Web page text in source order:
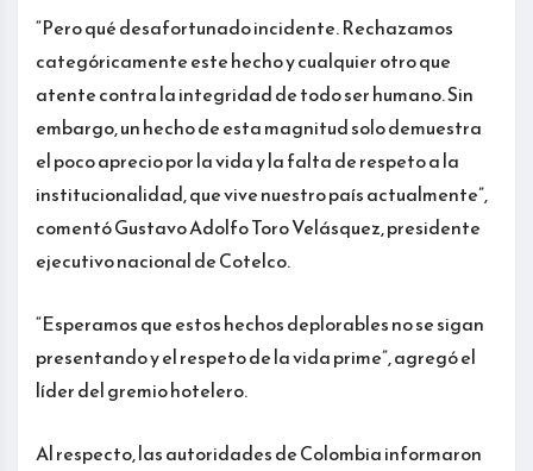
“Pero qué desafortunado incidente. Rechazamos
categóricamente este hecho y cualquier otro que
atente contra la integridad de todo ser humano. Sin
embargo, un hecho de esta magnitud solo demuestra
el poco aprecio por la vida y la falta de respeto a la
institucionalidad, que vive nuestro país actualmente”,
comentó Gustavo Adolfo Toro Velásquez, presidente
ejecutivo nacional de Cotelco.
“Esperamos que estos hechos deplorables no se sigan
presentando y el respeto de la vida prime”, agregó el
líder del gremio hotelero.
Al respecto, las autoridades de Colombia informaron